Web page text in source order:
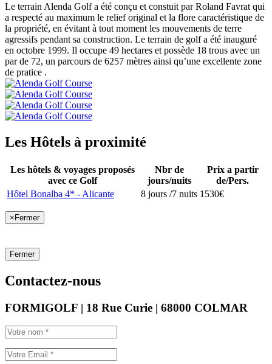
Le terrain Alenda Golf a été conçu et constuit par Roland Favrat qui
a respecté au maximum le relief original et la flore caractéristique de
la propriété, en évitant à tout moment les mouvements de terre
agressifs pendant sa construction. Le terrain de golf a été inauguré
en octobre 1999. Il occupe 49 hectares et possède 18 trous avec un
par de 72, un parcours de 6257 mètres ainsi qu’une excellente zone
de pratice .
Les Hôtels à proximité
Les hôtels & voyages proposés
avec ce Golf
Nbr de
jours/nuits
Prix a partir
de/Pers.
Hôtel Bonalba 4* - Alicante
8 jours /7 nuits 1530€
×Fermer
Fermer
Contactez-nous
FORMIGOLF | 18 Rue Curie | 68000 COLMAR